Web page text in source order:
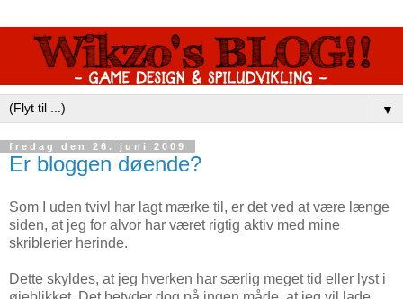
▼
fredag den 26. juni 2009
Er bloggen døende?
Som I uden tvivl har lagt mærke til, er det ved at være længe
siden, at jeg for alvor har været rigtig aktiv med mine
skriblerier herinde.
Dette skyldes, at jeg hverken har særlig meget tid eller lyst i